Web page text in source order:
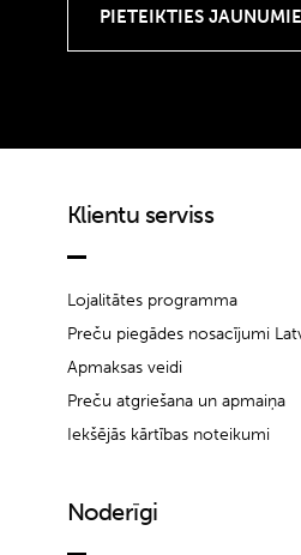
Klientu serviss
Lojalitātes programma
Preču piegādes nosacījumi
Apmaksas veidi
Preču atgriešana un apmaiņa
Iekšējās kārtības noteikumi
Noderīgi